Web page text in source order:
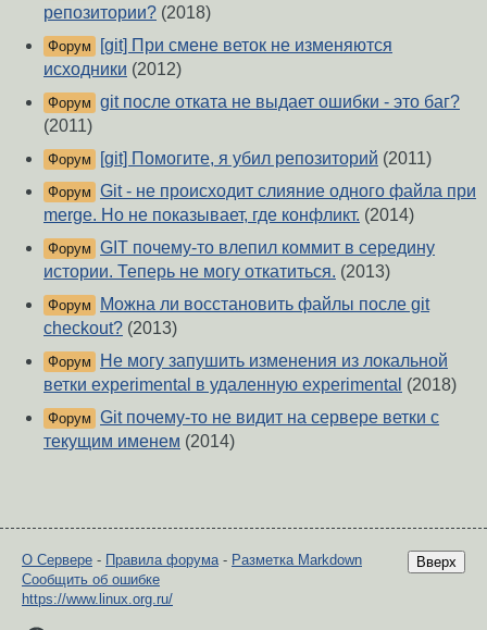
репозитории? (2018)
Форум
[git] При смене веток не изменяются
исходники (2012)
Форум git после отката не выдает ошибки - это баг?
(2011)
Форум [git] Помогите, я убил репозиторий (2011)
Форум Git - не происходит слияние одного файла при
merge. Но не показывает, где конфликт. (2014)
Форум GIT почему-то влепил коммит в середину
истории. Теперь не могу откатиться. (2013)
Форум
Можна ли восстановить файлы после git
checkout? (2013)
Форум
Не могу запушить изменения из локальной
ветки experimental в удаленную experimental (2018)
Форум Git почему-то не видит на сервере ветки с
текущим именем (2014)
Вверх
О Сервере - Правила форума- Разметка Markdown
Сообщить об ошибке
https://www.linux.org.ru/